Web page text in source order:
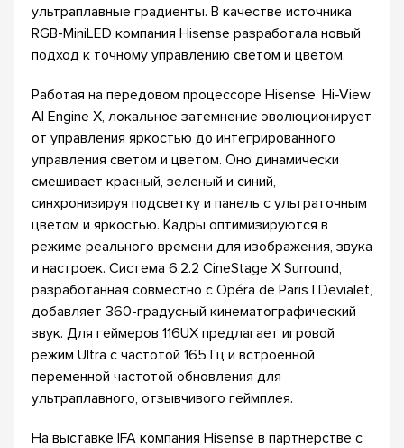
ультраплавные градиенты. В качестве источника
RGB-MiniLED компания Hisense разработала новый
подход к точному управлению светом и цветом.
Работая на передовом процессоре Hisense, Hi-View
AI Engine X, локальное затемнение эволюционирует
от управления яркостью до интегрированного
управления светом и цветом. Оно динамически
смешивает красный, зеленый и синий,
синхронизируя подсветку и панель с ультраточным
цветом и яркостью. Кадры оптимизируются в
режиме реального времени для изображения, звука
и настроек. Система 6.2.2 CineStage X Surround,
разработанная совместно с Opéra de Paris | Devialet,
добавляет 360-градусный кинематографический
звук. Для геймеров 116UX предлагает игровой
режим Ultra с частотой 165 Гц и встроенной
переменной частотой обновления для
ультраплавного, отзывчивого геймплея.
На выставке IFA компания Hisense в партнерстве с